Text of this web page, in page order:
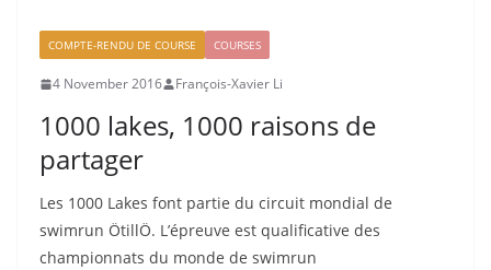
COMPTE-RENDU DE COURSE COURSES
4 November 2016 François-Xavier Li
1000 lakes, 1000 raisons de
partager
Les 1000 Lakes font partie du circuit mondial de
swimrun ÖtillÖ. L’épreuve est qualificative des
championnats du monde de swimrun